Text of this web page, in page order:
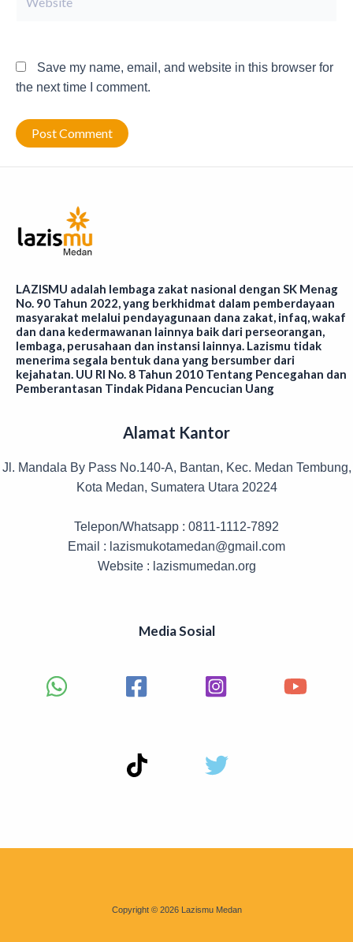
Save my name, email, and website in this browser for
the next time I comment.
LAZISMU adalah lembaga zakat nasional dengan SK Menag
No. 90 Tahun 2022, yang berkhidmat dalam pemberdayaan
masyarakat melalui pendayagunaan dana zakat, infaq, wakaf
dan dana kedermawanan lainnya baik dari perseorangan,
lembaga, perusahaan dan instansi lainnya. Lazismu tidak
menerima segala bentuk dana yang bersumber dari
kejahatan. UU RI No. 8 Tahun 2010 Tentang Pencegahan dan
Pemberantasan Tindak Pidana Pencucian Uang
Alamat Kantor
Jl. Mandala By Pass No.140-A, Bantan, Kec. Medan Tembung,
Kota Medan, Sumatera Utara 20224
Telepon/Whatsapp : 0811-1112-7892
Email : lazismukotamedan@gmail.com
Website : lazismumedan.org
Media Sosial
Copyright © 2026 Lazismu Medan